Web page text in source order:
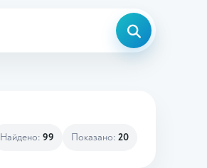
Найдено: 99 Показано: 20